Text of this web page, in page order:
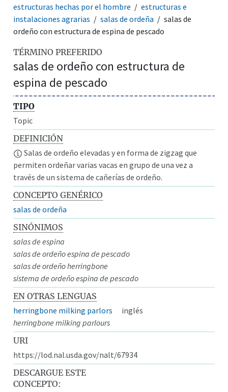
estructuras hechas por el hombre
estructuras e
instalaciones agrarias
salas de ordeña
salas de
ordeño con estructura de espina de pescado
TÉRMINO PREFERIDO
salas de ordeño con estructura de
espina de pescado
TIPO
Topic
DEFINICIÓN
Salas de ordeño elevadas y en forma de zigzag que
permiten ordeñar varias vacas en grupo de una vez a
través de un sistema de cañerías de ordeño.
CONCEPTO GENÉRICO
salas de ordeña
SINÓNIMOS
salas de espina
salas de ordeño espina de pescado
salas de ordeño herringbone
sistema de ordeño espina de pescado
EN OTRAS LENGUAS
herringbone milking parlors
inglés
herringbone milking parlours
URI
https://lod.nal.usda.gov/nalt/67934
DESCARGUE ESTE
CONCEPTO: